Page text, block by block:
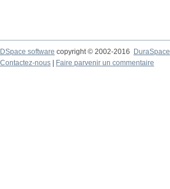
DSpace software copyright © 2002-2016
DuraSpace
Contactez-nous
Faire parvenir un commentaire